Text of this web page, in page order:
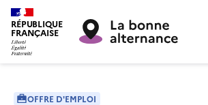
RÉPUBLIQUE
FRANÇAISE
OFFRE D'EMPLOI